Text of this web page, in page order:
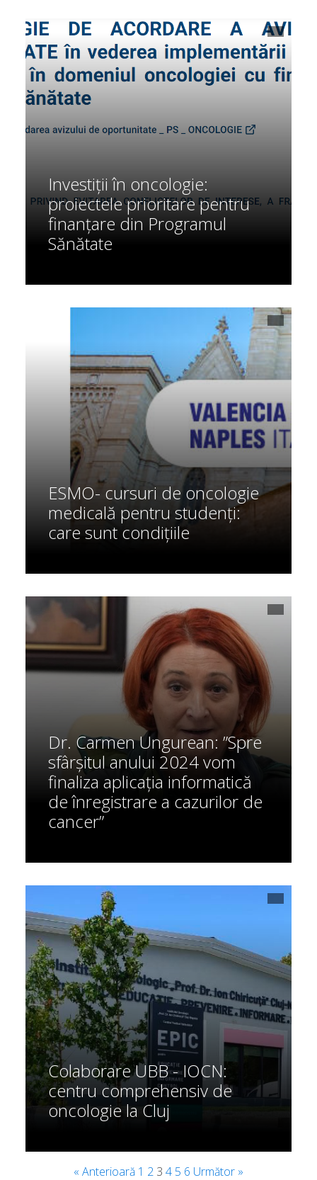
Investiții în oncologie:
proiectele prioritare pentru
finanțare din Programul
Sănătate
ESMO- cursuri de oncologie
medicală pentru studenți:
care sunt condițiile
Dr. Carmen Ungurean: ”Spre
sfârșitul anului 2024 vom
finaliza aplicația informatică
de înregistrare a cazurilor de
cancer”
Colaborare UBB - IOCN:
centru comprehensiv de
oncologie la Cluj
« Anterioară 1 2 3 4 5 6 Următor »